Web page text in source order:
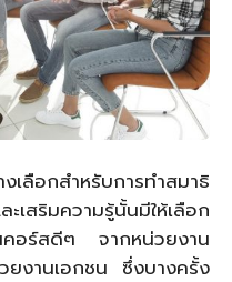
ลือกสำหรับการทำสมาธิ
ะเสริมความรู้นั้นมีให้เลือก
คอร์สดีๆ จากหน่วยงาน
ยงานเอกชน ซึ่งบางครั้ง